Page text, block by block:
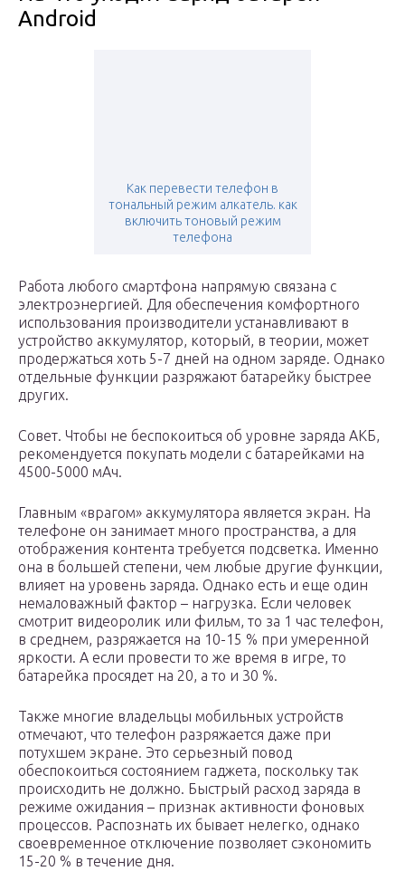
Android
Как перевести телефон в
тональный режим алкатель. как
включить тоновый режим
телефона
Работа любого смартфона напрямую связана с
электроэнергией. Для обеспечения комфортного
использования производители устанавливают в
устройство аккумулятор, который, в теории, может
продержаться хоть 5-7 дней на одном заряде. Однако
отдельные функции разряжают батарейку быстрее
других.
Совет. Чтобы не беспокоиться об уровне заряда АКБ,
рекомендуется покупать модели с батарейками на
4500-5000 мАч.
Главным «врагом» аккумулятора является экран. На
телефоне он занимает много пространства, а для
отображения контента требуется подсветка. Именно
она в большей степени, чем любые другие функции,
влияет на уровень заряда. Однако есть и еще один
немаловажный фактор – нагрузка. Если человек
смотрит видеоролик или фильм, то за 1 час телефон,
в среднем, разряжается на 10-15 % при умеренной
яркости. А если провести то же время в игре, то
батарейка просядет на 20, а то и 30 %.
Также многие владельцы мобильных устройств
отмечают, что телефон разряжается даже при
потухшем экране. Это серьезный повод
обеспокоиться состоянием гаджета, поскольку так
происходить не должно. Быстрый расход заряда в
режиме ожидания – признак активности фоновых
процессов. Распознать их бывает нелегко, однако
своевременное отключение позволяет сэкономить
15-20 % в течение дня.